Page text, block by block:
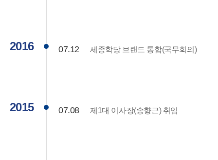
2016 07.12 세종학당 브랜드 통합(국무회의)
2015 07.08 제1대 이사장(송향근) 취임